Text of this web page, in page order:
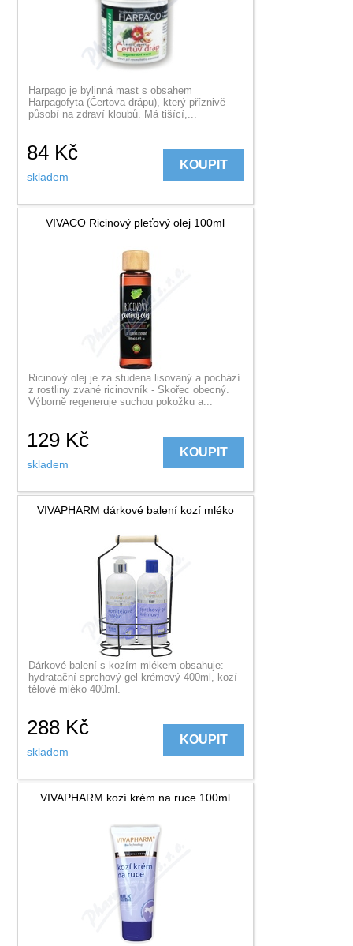
Harpago je bylinná mast s obsahem
Harpagofyta (Čertova drápu), který příznivě
působí na zdraví kloubů. Má tišící,...
84 Kč
skladem
KOUPIT
VIVACO Ricinový pleťový olej 100ml
Ricinový olej je za studena lisovaný a pochází
z rostliny zvané ricinovník - Skořec obecný.
Výborně regeneruje suchou pokožku a...
129 Kč
skladem
KOUPIT
VIVAPHARM dárkové balení kozí mléko
Dárkové balení s kozím mlékem obsahuje:
hydratační sprchový gel krémový 400ml, kozí
tělové mléko 400ml.
288 Kč
skladem
KOUPIT
VIVAPHARM kozí krém na ruce 100ml